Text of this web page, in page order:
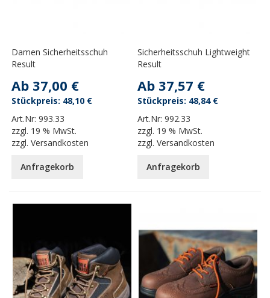
Damen Sicherheitsschuh
Result
Ab 37,00 €
Art.Nr:993.33
zzgl. 19 % MwSt.
zzgl.Versandkosten
48,10 €
Anfragekorb
Sicherheitsschuh Lightweight
Result
Ab 37,57 €
Art.Nr:992.33
zzgl. 19 % MwSt.
zzgl.Versandkosten
48,84 €
Anfragekorb